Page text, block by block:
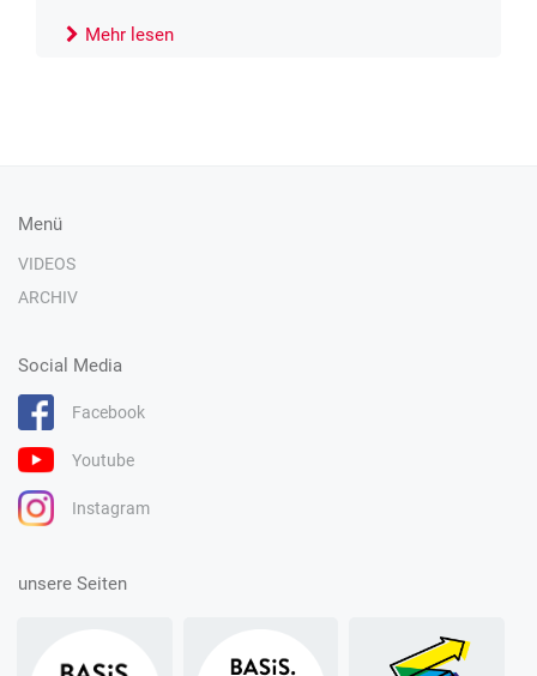
Mehr lesen
Menü
VIDEOS
ARCHIV
Social Media
Facebook
Youtube
Instagram
unsere Seiten